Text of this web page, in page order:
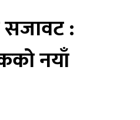
:
नयाँ